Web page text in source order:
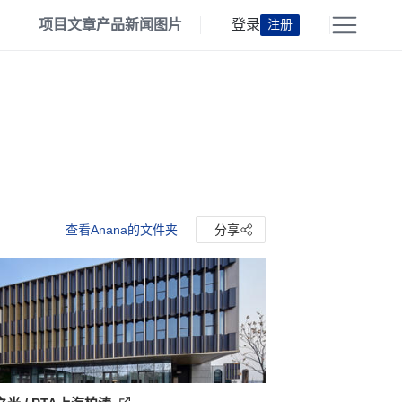
项目文章产品新闻 图片 登录 注册
查看Anana的文件夹 分享